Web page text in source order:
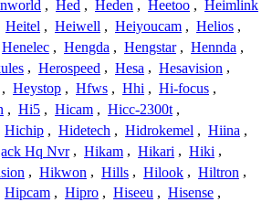
, Hed , Heden , Heetoo , Heimlink
Heitel , Heiwell , Heiyoucam , Helios ,
Henelec , Hengda , Hengstar , Hennda ,
, Herospeed , Hesa , Hesavision ,
, Heystop , Hfws , Hhi , Hi-focus ,
, Hi5 , Hicam , Hicc-2300t ,
Hichip , Hidetech , Hidrokemel , Hiina ,
Hq Nvr , Hikam , Hikari , Hiki ,
, Hikwon , Hills , Hilook , Hiltron ,
Hipcam , Hipro , Hiseeu , Hisense ,